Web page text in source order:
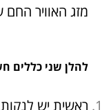
מזג האוויר החם
להלן שני כללים
ראשית יש